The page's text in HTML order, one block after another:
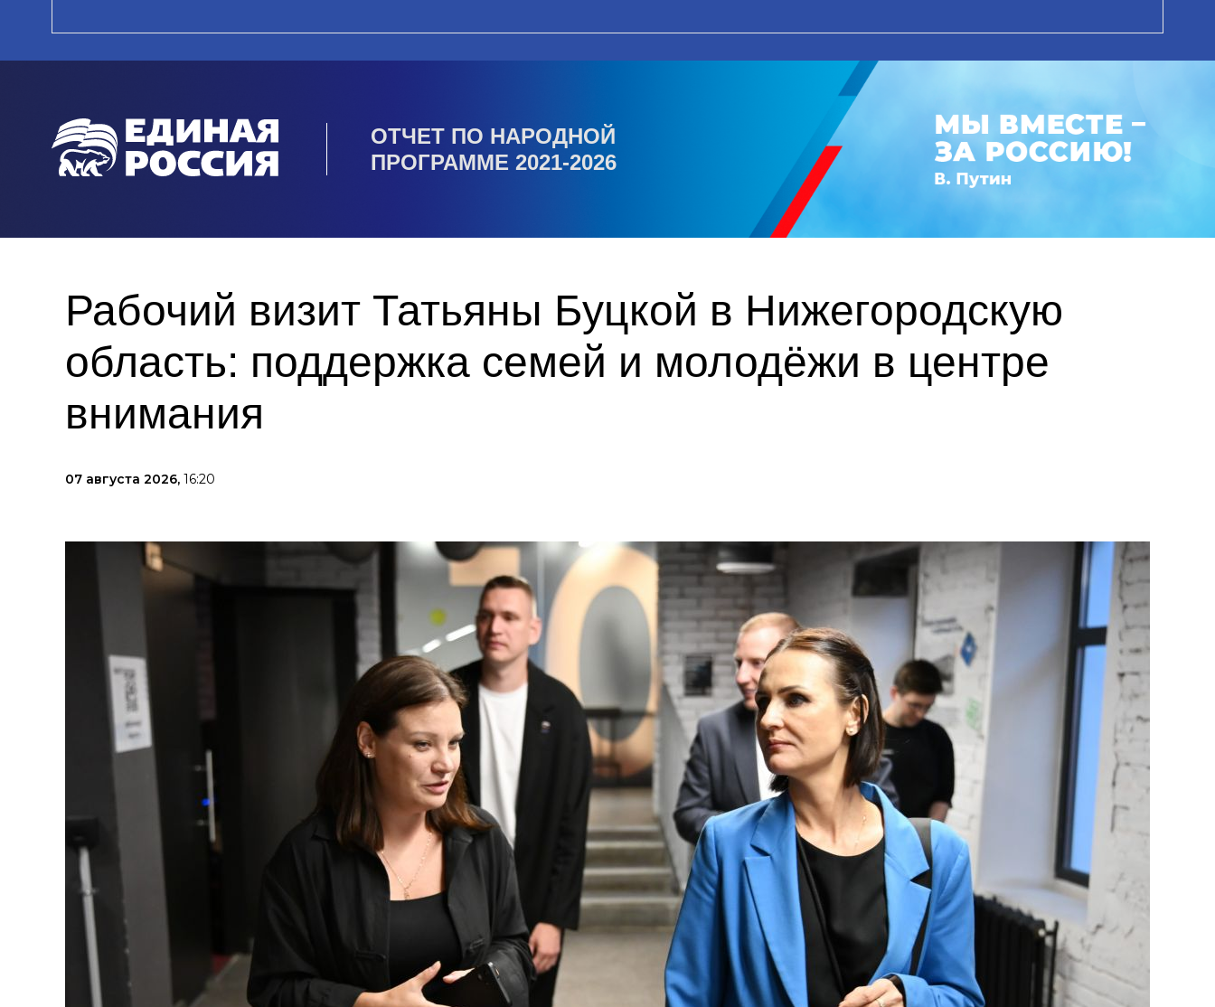
ОТЧЕТ ПО НАРОДНОЙ
ПРОГРАММЕ 2021-2026
Рабочий визит Татьяны Буцкой в Нижегородскую
область: поддержка семей и молодёжи в центре
внимания
07 августа 2026, 16:20